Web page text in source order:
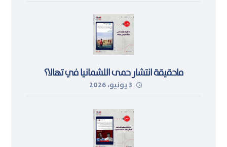
ماحقيقة انتشار حمى اللشمانيا في تهالا؟
3 يونيو، 2026